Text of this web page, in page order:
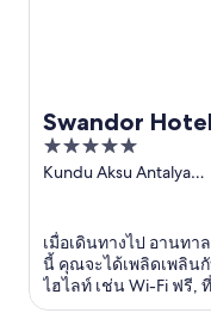
Swandor
Topkapi
5
out
Kundu Aksu Antalya
เมื่อเดินทางไป อานทา
นี้ คุณจะได้เพลิดเพลิน
ไฮไลท์ เช่น Wi-Fi ฟรี,
กลางแจ้ง ผู้เข้าพักที่จอ